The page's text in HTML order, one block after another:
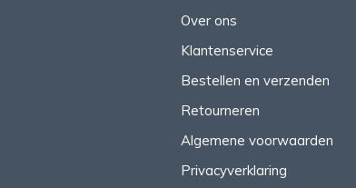
Over ons
Klantenservice
Bestellen en verzenden
Retourneren
Algemene voorwaarden
Privacyverklaring